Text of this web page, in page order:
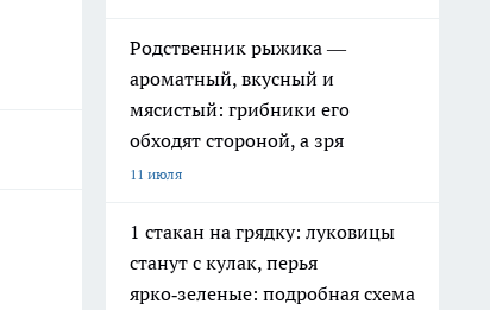
Родственник рыжика —
ароматный, вкусный и
мясистый: грибники его
обходят стороной, а зря
11 июля
1 стакан на грядку: луковицы
станут с кулак, перья
ярко‑зеленые: подробная схема